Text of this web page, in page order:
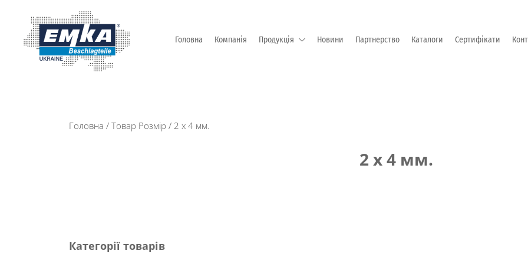
Головна Компанія Продукція Новини Партнерство Каталоги Сертифікати
Головна / Товар Розмір / 2 х 4 мм.
2 х 4 мм.
Категорії товарів